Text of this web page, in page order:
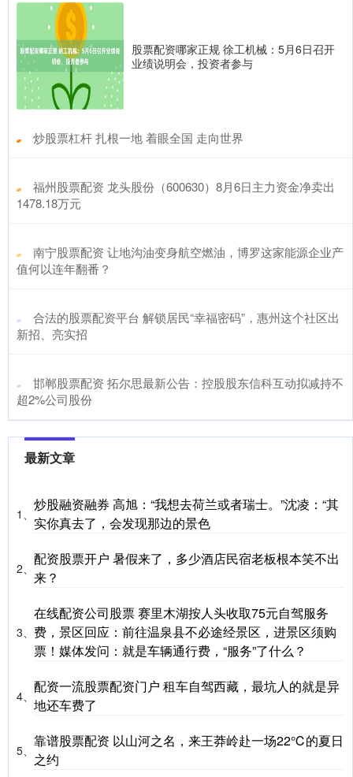
股票配资哪家正规 徐工机械：5月6日召开
业绩说明会，投资者参与
​炒股票杠杆 扎根一地 着眼全国 走向世界
​福州股票配资 龙头股份（600630）8月6日主力资金净卖出
1478.18万元
​南宁股票配资 让地沟油变身航空燃油，博罗这家能源企业产
值何以连年翻番？
​合法的股票配资平台 解锁居民“幸福密码”，惠州这个社区出
新招、亮实招
​邯郸股票配资 拓尔思最新公告：控股股东信科互动拟减持不
超2%公司股份
最新文章
1、
炒股融资融券 高旭：“我想去荷兰或者瑞士。”沈凌：“其
实你真去了，会发现那边的景色
2、
配资股票开户 暑假来了，多少酒店民宿老板根本笑不出
来？
3、
在线配资公司股票 赛里木湖按人头收取75元自驾服务
费，景区回应：前往温泉县不必途经景区，进景区须购
票！媒体发问：就是车辆通行费，“服务”了什么？
4、
配资一流股票配资门户 租车自驾西藏，最坑人的就是异
地还车费了
5、
靠谱股票配资 以山河之名，来王莽岭赴一场22℃的夏日
之约